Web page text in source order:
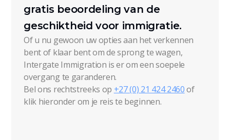
gratis beoordeling van de
geschiktheid voor immigratie.
Of u nu gewoon uw opties aan het verkennen
bent of klaar bent om de sprong te wagen,
Intergate Immigration is er om een soepele
overgang te garanderen.
Bel ons rechtstreeks op +27 (0) 21 424 2460of
klik hieronder om je reis te beginnen.